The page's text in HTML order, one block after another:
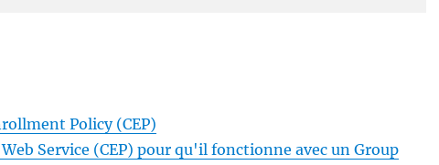
Policy (CEP)
Service (CEP) pour qu'il fonctionne avec un Group